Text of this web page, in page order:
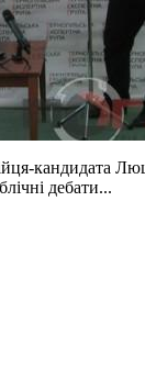
кандидата
дебати...